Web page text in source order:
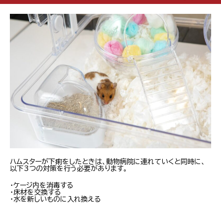
ハムスターが下痢をしたときは、動物病院に連れていくと同時に、
以下3つの対策を行う必要があります。
・ケージ内を消毒する
・床材を交換する
・水を新しいものに入れ換える